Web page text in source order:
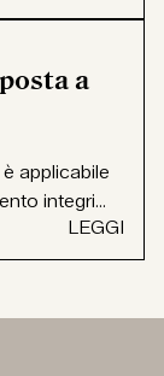
a
applicabile
integri...
LEGGI